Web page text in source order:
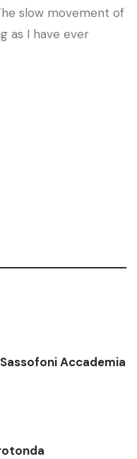
slow movement of
as I have ever
Accademia